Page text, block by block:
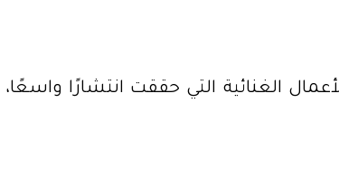
الغنائية التي حققت انتشارًا